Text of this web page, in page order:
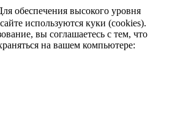
обеспечения высокого уровня
используются куки (cookies).
вы соглашаетесь с тем, что
на вашем компьютере: